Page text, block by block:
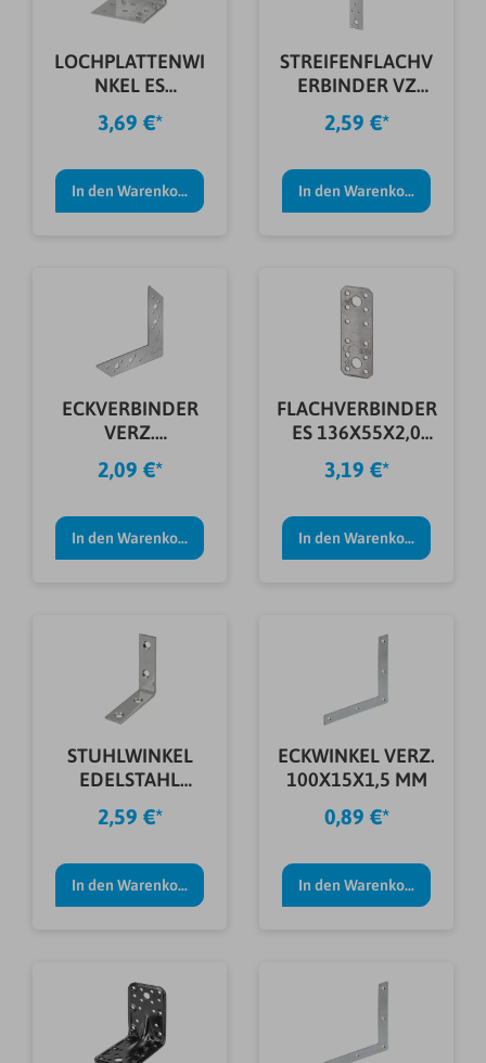
LOCHPLATTENWI
NKEL ES
60X60X40X2,0
MM
3,69 €*
In den Warenkorb
STREIFENFLACHV
ERBINDER VZ
40X240X2,0 MM
2,59 €*
In den Warenkorb
ECKVERBINDER
VERZ.
110X156X32X2,0
MM
2,09 €*
In den Warenkorb
FLACHVERBINDER
ES 136X55X2,0
MM
3,19 €*
In den Warenkorb
STUHLWINKEL
EDELSTAHL
80X80X18X2,0
MM
2,59 €*
In den Warenkorb
ECKWINKEL VERZ.
100X15X1,5 MM
0,89 €*
In den Warenkorb